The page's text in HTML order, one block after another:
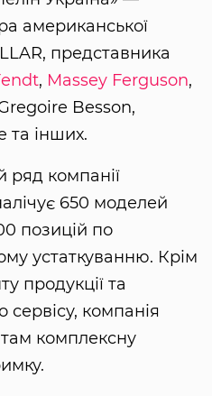
американської
представника
, Massey Ferguson,
Besson,
та інших.
ряд компанії
650 моделей
позицій по
устаткуванню. Крім
продукції та
сервісу, компанія
комплексну